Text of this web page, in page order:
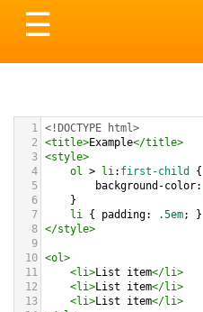
Toggle
navigation
☰
1 <!DOCTYPE html>
2
<title>Example</title>
3 <style>
4
ol > li: first-child
{
5
background-color:
6
}
7
li { padding: .5em
8 </style>
9
10 <ol>
11
<li>List item</li>
12
<li>List item</li>
13
<li>List item</li>